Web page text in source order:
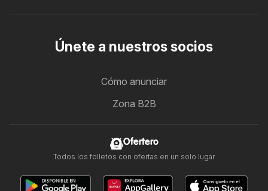
Únete a nuestros socios
Cómo anunciar
Zona B2B
Ofertero
Todos los folletos con ofertas en un solo lugar